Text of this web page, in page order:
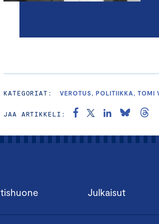
KATEGORIAT: VEROTUS, POLITIIKKA, TOMI
JAA ARTIKKELI:
Julkaisut